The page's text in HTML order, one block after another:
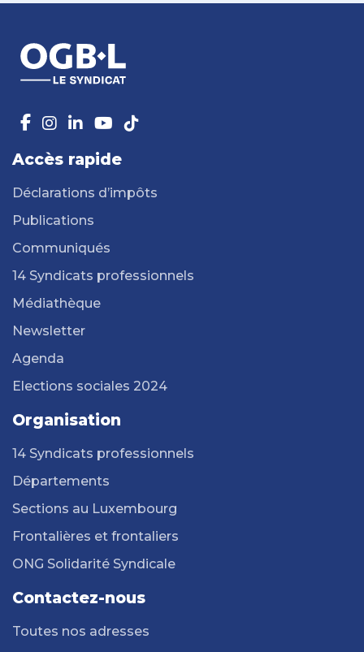
Accès rapide
Déclarations d’impôts
Publications
Communiqués
14 Syndicats professionnels
Médiathèque
Newsletter
Agenda
Elections sociales 2024
Organisation
14 Syndicats professionnels
Départements
Sections au Luxembourg
Frontalières et frontaliers
ONG Solidarité Syndicale
Contactez-nous
Toutes nos adresses